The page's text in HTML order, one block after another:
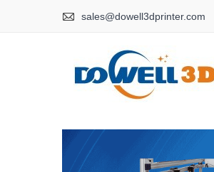
 sales@dowell3dprinter.com